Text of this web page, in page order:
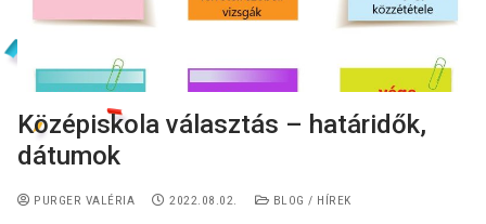
Középiskola választás – határidők,
dátumok
PURGER VALÉRIA 2022.08.02. BLOG / HÍREK